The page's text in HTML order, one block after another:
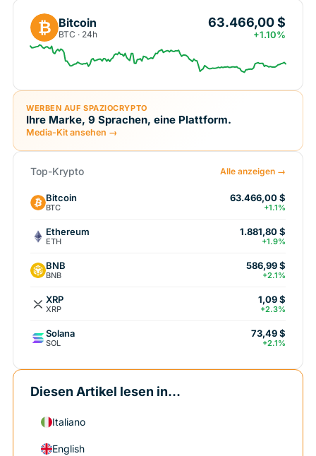
₿ Bitcoin
BTC · 24h
63.466,00 $
+1.10%
WERBEN AUF SPAZIOCRYPTO
Ihre Marke, 9 Sprachen, eine Plattform.
Media-Kit ansehen →
Top-Krypto Alle anzeigen →
Bitcoin
BTC
63.466,00 $
+1.1%
Ethereum
ETH
1.881,80 $
+1.9%
BNB
BNB
586,99 $
+2.1%
XRP
XRP
1,09 $
+2.3%
Solana
SOL
73,49 $
+2.1%
Diesen Artikel lesen in...
Italiano
English